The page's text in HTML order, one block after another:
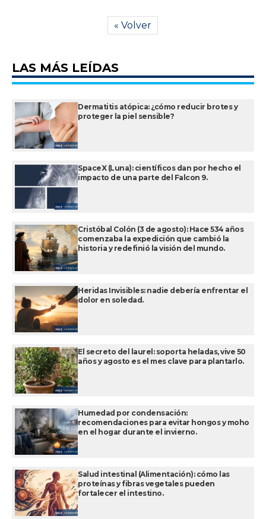
« Volver
LAS MÁS LEÍDAS
Dermatitis atópica: ¿cómo reducir brotes y
proteger la piel sensible?
SpaceX (Luna): científicos dan por hecho el
impacto de una parte del Falcon 9.
Cristóbal Colón (3 de agosto): Hace 534 años
comenzaba la expedición que cambió la
historia y redefinió la visión del mundo.
Heridas Invisibles: nadie debería enfrentar el
dolor en soledad.
El secreto del laurel: soporta heladas, vive 50
años y agosto es el mes clave para plantarlo.
Humedad por condensación:
recomendaciones para evitar hongos y moho
en el hogar durante el invierno.
Salud intestinal (Alimentación): cómo las
proteínas y fibras vegetales pueden
fortalecer el intestino.